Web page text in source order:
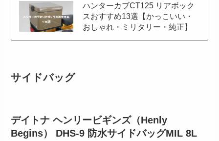
ハンターカブCT125 リアボック
スおすすめ13選【かっこいい・
おしゃれ・ミリタリー・純正】
サイドバッグ
デイトナ ヘンリービギンズ（Henly
Begins） DHS-9 防水サイドバッグMIL 8L